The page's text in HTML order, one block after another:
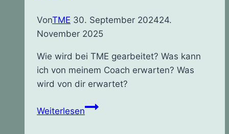
VonTME 30. September 202424.
November 2025
Wie wird bei TME gearbeitet? Was kann
ich von meinem Coach erwarten? Was
wird von dir erwartet?
WeiterlesenWie?